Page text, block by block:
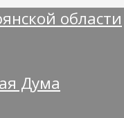
области
Дума